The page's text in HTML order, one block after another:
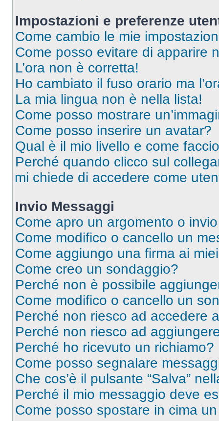
Impostazioni e preferenze
Come cambio le mie
Come posso evitare di apparire
L’ora non è corretta!
Ho cambiato il fuso orario ma
La mia lingua non è nella lista!
Come posso mostrare
Come posso inserire un avatar?
Qual è il mio livello e come
Perché quando clicco sul
mi chiede di accedere come
Invio Messaggi
Come apro un argomento o
Come modifico o cancello un
Come aggiungo una firma ai
Come creo un sondaggio?
Perché non è possibile
Come modifico o cancello un
Perché non riesco ad accedere
Perché non riesco ad
Perché ho ricevuto un richiamo?
Come posso segnalare
Che cos’è il pulsante “Salva”
Perché il mio messaggio deve
Come posso spostare in cima